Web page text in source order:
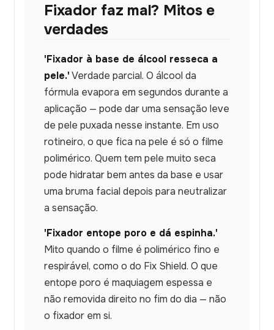
Fixador faz mal? Mitos e
verdades
'Fixador à base de álcool resseca a
pele.'Verdade parcial. O álcool da
fórmula evapora em segundos durante a
aplicação — pode dar uma sensação leve
de pele puxada nesse instante. Em uso
rotineiro, o que fica na pele é só o filme
polimérico. Quem tem pele muito seca
pode hidratar bem antes da base e usar
uma bruma facial depois para neutralizar
a sensação.
'Fixador entope poro e dá espinha.'
Mito quando o filme é polimérico fino e
respirável, como o do Fix Shield. O que
entope poro é maquiagem espessa e
não removida direito no fim do dia — não
o fixador em si.